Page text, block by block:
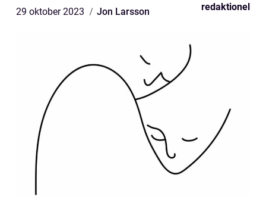
29 oktober 2023 Jon Larsson redaktionel